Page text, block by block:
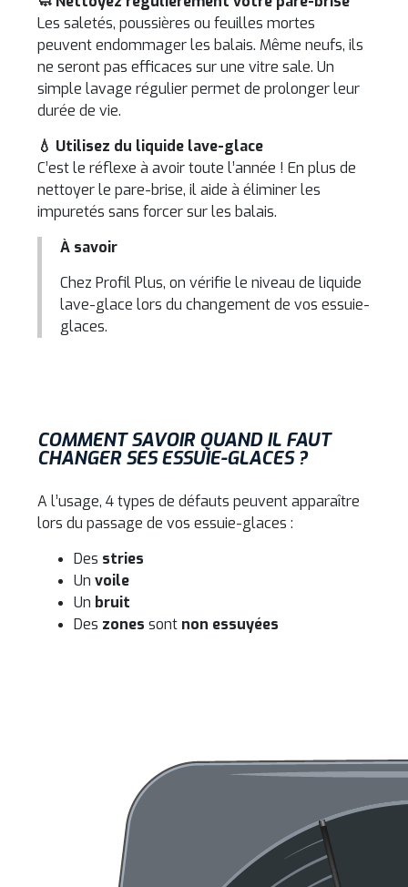
Les saletés, poussières ou feuilles mortes
peuvent endommager les balais. Même neufs, ils
ne seront pas efficaces sur une vitre sale. Un
simple lavage régulier permet de prolonger leur
durée de vie.
💧 Utilisez du liquide lave-glace
C’est le réflexe à avoir toute l’année ! En plus de
nettoyer le pare-brise, il aide à éliminer les
impuretés sans forcer sur les balais.
À savoir
Chez Profil Plus, on vérifie le niveau de liquide
lave-glace lors du changement de vos essuie-
glaces.
COMMENT SAVOIR QUAND IL FAUT
CHANGER SES ESSUIE-GLACES ?
A l’usage, 4 types de défauts peuvent apparaître
lors du passage de vos essuie-glaces :
Des stries
Un voile
Un bruit
Des zones sont non essuyées